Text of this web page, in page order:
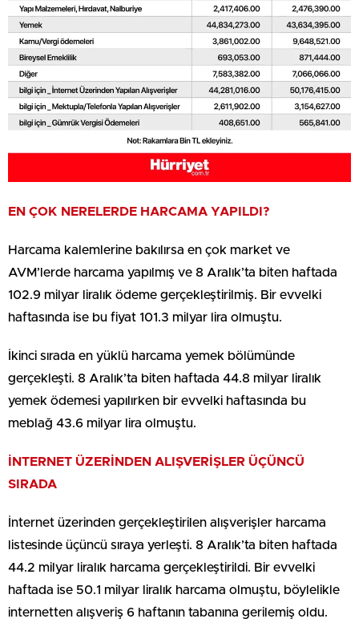
EN ÇOK NERELERDE HARCAMA YAPILDI?
Harcama kalemlerine bakılırsa en çok market ve
AVM’lerde harcama yapılmış ve 8 Aralık’ta biten haftada
102.9 milyar liralık ödeme gerçekleştirilmiş. Bir evvelki
haftasında ise bu fiyat 101.3 milyar lira olmuştu.
İkinci sırada en yüklü harcama yemek bölümünde
gerçekleşti. 8 Aralık’ta biten haftada 44.8 milyar liralık
yemek ödemesi yapılırken bir evvelki haftasında bu
meblağ 43.6 milyar lira olmuştu.
İNTERNET ÜZERİNDEN ALIŞVERİŞLER ÜÇÜNCÜ
SIRADA
İnternet üzerinden gerçekleştirilen alışverişler harcama
listesinde üçüncü sıraya yerleşti. 8 Aralık’ta biten haftada
44.2 milyar liralık harcama gerçekleştirildi. Bir evvelki
haftada ise 50.1 milyar liralık harcama olmuştu, böylelikle
internetten alışveriş 6 haftanın tabanına gerilemiş oldu.